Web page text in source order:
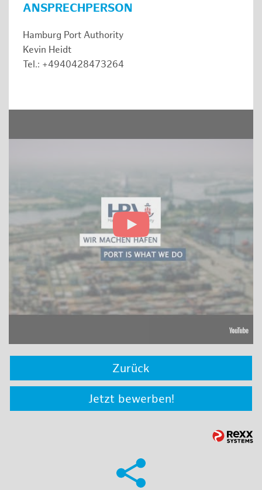
ANSPRECHPERSON
Hamburg Port Authority
Kevin Heidt
Tel.: +4940428473264
Zurück
Jetzt bewerben!